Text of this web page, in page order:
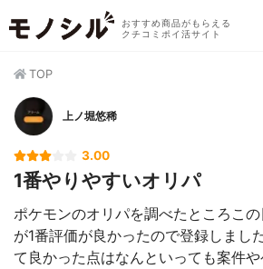
おすすめ商品がもらえる
クチコミポイ活サイト
TOP
上ノ堀悠稀
3.00
1番やりやすいオリパ
ポケモンのオリパを調べたところこ
が1番評価が良かったので登録しまし
て良かった点はなんといっても案件